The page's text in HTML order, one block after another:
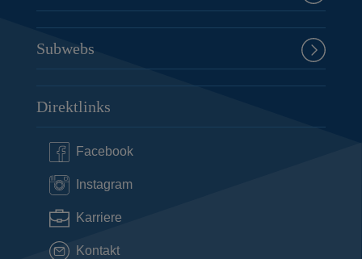
Subwebs
Direktlinks
Facebook
Instagram
Karriere
Kontakt